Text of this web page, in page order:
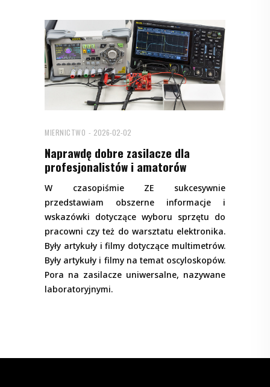
MIERNICTWO 2026-02-02
Naprawdę dobre zasilacze dla
profesjonalistów i amatorów
W czasopiśmie ZE sukcesywnie
przedstawiam obszerne informacje i
wskazówki dotyczące wyboru sprzętu do
pracowni czy też do warsztatu elektronika.
Były artykuły i filmy dotyczące multimetrów.
Były artykuły i filmy na temat oscyloskopów.
Pora na zasilacze uniwersalne, nazywane
laboratoryjnymi.